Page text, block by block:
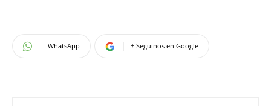
WhatsApp + Seguinos en Google